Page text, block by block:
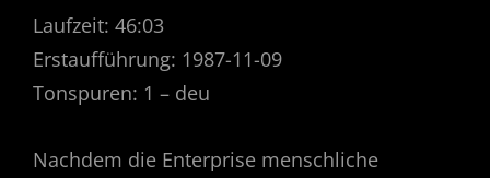
Laufzeit: 46:03
Erstaufführung: 1987-11-09
Tonspuren: 1 – deu
Nachdem die Enterprise menschliche